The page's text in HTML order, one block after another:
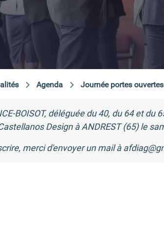
Agenda Journée portes
BOISOT, déléguée du 40, du 64 et du
Design à ANDREST (65) le
merci d'envoyer un mail à